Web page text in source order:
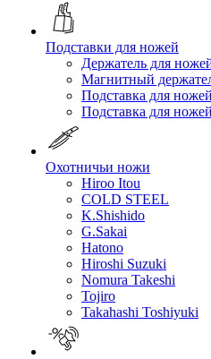
Подставки для ножей
Держатель для
Магнитный
Подставка для
Подставка для
Охотничьи ножи
Hiroo Itou
COLD STEEL
K.Shishido
G.Sakai
Hatono
Hiroshi Suzuki
Nomura Takeshi
Tojiro
Takahashi Toshiyuki